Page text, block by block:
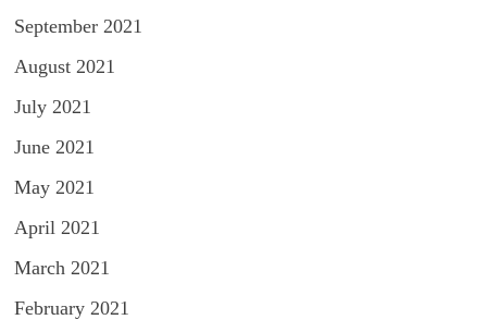
September 2021
August 2021
July 2021
June 2021
May 2021
April 2021
March 2021
February 2021